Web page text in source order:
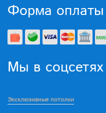
Форма оплаты
Мы в соцсетях
Эксклюзивные потолки